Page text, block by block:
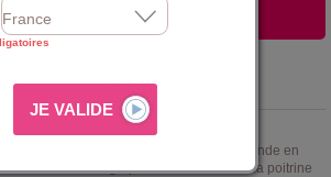
AU PANIER
. T-Shirt à manches courtes et encolure ronde en
Une sérigraphieJust musicsur la poitrine